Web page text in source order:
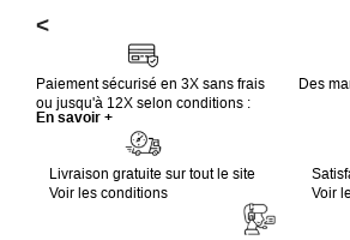
<
Paiement sécurisé en 3X sans frais
ou jusqu'à 12X selon conditions :
En savoir +
Des
Livraison gratuite sur tout le site
Voir les conditions
Voir